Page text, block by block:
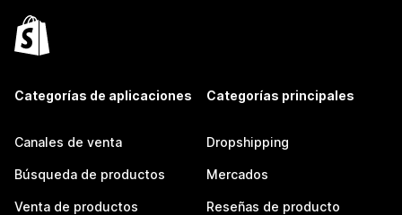
Categorías de aplicaciones
Canales de venta
Búsqueda de productos
Venta de productos
Categorías principales
Dropshipping
Mercados
Reseñas de producto